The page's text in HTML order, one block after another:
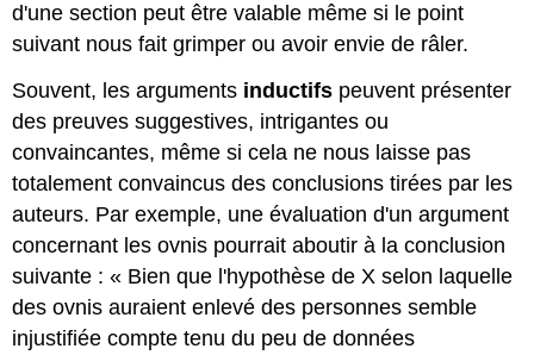
d'une section peut être valable même si le point
suivant nous fait grimper ou avoir envie de râler.
Souvent, les arguments inductifs peuvent présenter
des preuves suggestives, intrigantes ou
convaincantes, même si cela ne nous laisse pas
totalement convaincus des conclusions tirées par les
auteurs. Par exemple, une évaluation d'un argument
concernant les ovnis pourrait aboutir à la conclusion
suivante : « Bien que l'hypothèse de X selon laquelle
des ovnis auraient enlevé des personnes semble
injustifiée compte tenu du peu de données